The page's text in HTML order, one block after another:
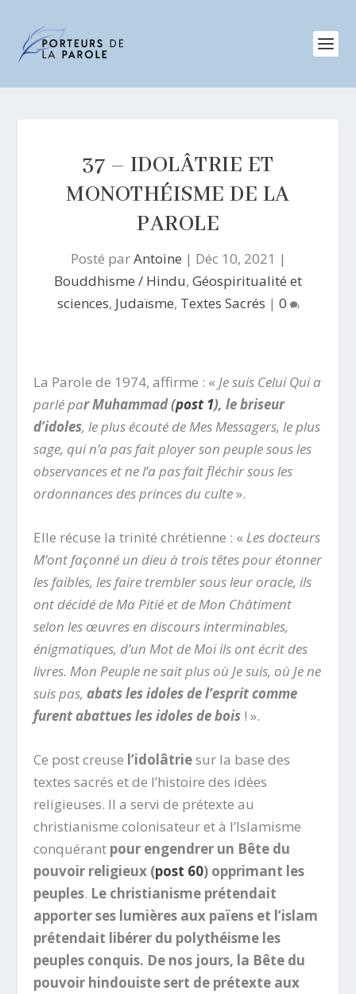
37 – IDOLÂTRIE ET
MONOTHÉISME DE LA
PAROLE
Posté parAntoine | Déc 10, 2021 |
Bouddhisme / Hindu, Géospiritualité et
sciences, Judaïsme, Textes Sacrés | 0
La Parole de 1974, affirme : « Je suis Celui Qui a
parlé par Muhammad (post 1), le briseur
d’idoles, le plus écouté de Mes Messagers, le plus
sage, qui n’a pas fait ployer son peuple sous les
observances et ne l’a pas fait fléchir sous les
ordonnances des princes du culte».
Elle récuse la trinité chrétienne : « Les docteurs
M’ont façonné un dieu à trois têtes pour étonner
les faibles, les faire trembler sous leur oracle, ils
ont décidé de Ma Pitié et de Mon Châtiment
selon les œuvres en discours interminables,
énigmatiques, d’un Mot de Moi ils ont écrit des
livres. Mon Peuple ne sait plus où Je suis, où Je ne
suis pas,abats les idoles de l’esprit comme
furent abattues les idoles de bois ! ».
Ce post creuse l’idolâtriesur la base des
textes sacrés et de l’histoire des idées
religieuses. Il a servi de prétexte au
christianisme colonisateur et à l’Islamisme
conquérant pour engendrer un Bête du
pouvoir religieux (post 60) opprimant les
peuples. Le christianisme prétendait
apporter ses lumières aux païens et l’islam
prétendait libérer du polythéisme les
peuples conquis. De nos jours, la Bête du
pouvoir hindouiste sert de prétexte aux